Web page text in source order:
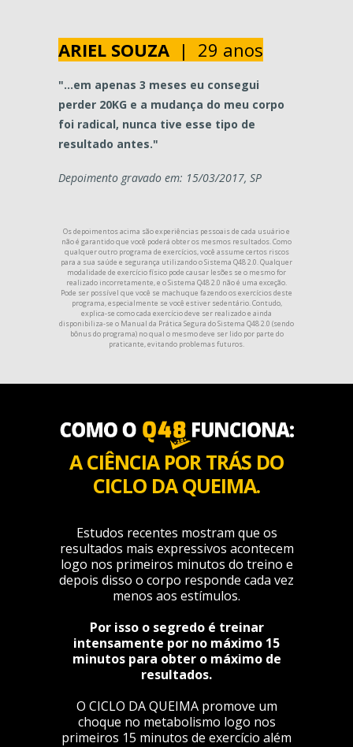
ARIEL SOUZA | 29 anos
"...em apenas 3 meses eu consegui
perder 20KG e a mudança do meu corpo
foi radical, nunca tive esse tipo de
resultado antes."
Depoimento gravado em: 15/03/2017, SP
Os depoimentos acima são experiências pessoais de cada usuário e
não é garantido que você poderá obter os mesmos resultados. Como
qualquer outro programa de exercícios, você assume certos riscos
para a sua saúde e segurança utilizando o Sistema Q48 2.0. Qualquer
modalidade de exercício físico pode causar lesões se o mesmo for
realizado incorretamente, e o Sistema Q48 2.0 não é uma exceção.
Pode ser possível que você se machuque fazendo os exercícios deste
programa, especialmente se você estiver sedentário. Contudo,
explica-se como cada exercício deve ser realizado e ainda
disponibiliza-se o Manual da Prática Segura do Sistema Q48 2.0 (sendo
bônus do programa) no qual o mesmo deve ser lido por parte do
praticante, evitando problemas futuros.
A CIÊNCIA POR TRÁS DO
CICLO DA QUEIMA.
Estudos recentes mostram que os
resultados mais expressivos acontecem
logo nos primeiros minutos do treino e
depois disso o corpo responde cada vez
menos aos estímulos.
Por isso o segredo é treinar
intensamente por no máximo 15
minutos para obter o máximo de
resultados.
O CICLO DA QUEIMA promove um
choque no metabolismo logo nos
primeiros 15 minutos de exercício além